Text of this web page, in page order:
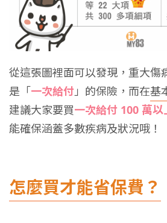
從這張圖裡面可以發現，重大傷
是「一次給付」的保險，而在基
建議大家要買一次給付 100 萬
能確保涵蓋多數疾病及狀況哦！
怎麼買才能省保費？